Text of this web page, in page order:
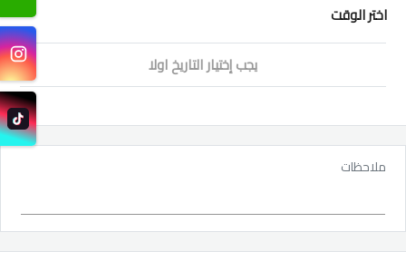
اختر الوقت
يجب إختيار التاريخ اولا
ملاحظات